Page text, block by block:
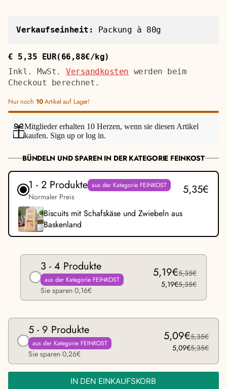
Verkaufseinheit: Packung à 80g
Regulärer
Preis
€ 5,35 EUR
Stückpreis(66,88€/kg)
Inkl. MwSt.Versandkosten werden beim
Checkout berechnet.
Nur noch 10Artikel auf Lager!
Mitglieder erhalten 10 Herzen, wenn sie diesen Artikel
kaufen. Sign up orlog in.
BÜNDELN UND SPAREN IN DER KATEGORIE FEINKOST
1 - 2 Produkte aus der Kategorie FEINKOST
Normaler Preis 5,35€
Biscuits mit Schafskäse und Zwiebeln aus
Baskenland
3 - 4 Produkte
aus der Kategorie FEINKOST
Sie sparen 0,16€
5,19€5,35€
5,19€5,35€
5 - 9 Produkte
aus der Kategorie FEINKOST
Sie sparen 0,26€
5,09€5,35€
5,09€5,35€
IN DEN EINKAUFSKORB